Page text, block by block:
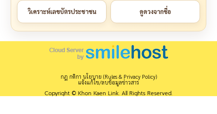
วิเคราะห์เลขบัตรประชาชน ดูดวงจากชื่อ
กฎ กติกา นโยบาย (Rules & Privacy Policy)
แจ้งแก้ไข/ลบข้อมูลข่าวสาร
Copyright © Khon Kaen Link. All Rights Reserved.